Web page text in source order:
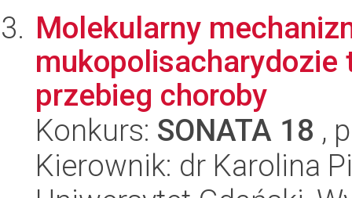
Molekularny
mukopolisacharydozie
przebieg choroby
Konkurs: SONATA 18 ,
Kierownik: dr Karolina